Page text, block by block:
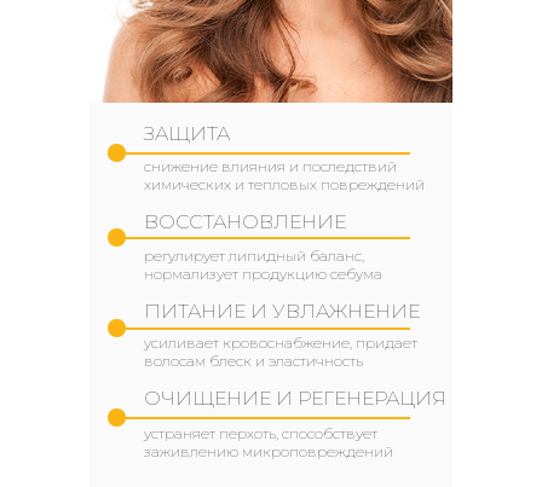
ЗАЩИТА
снижение влияния и последствий
химических и тепловых повреждений
ВОССТАНОВЛЕНИЕ
регулирует липидный баланс,
нормализует продукцию себума
ПИТАНИЕ И УВЛАЖНЕНИЕ
усиливает кровоснабжение, придает
волосам блеск и эластичность
ОЧИЩЕНИЕ И РЕГЕНЕРАЦИЯ
устраняет перхоть, способствует
заживлению микроповреждений